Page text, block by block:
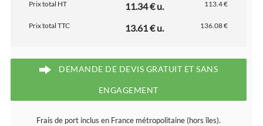
Prix total HT
11.34 € u. 113.4 €
Prix total TTC 13.61 € u. 136.08 €
DEMANDE DE DEVIS GRATUIT ET SANS
ENGAGEMENT
Frais de port inclus en France métropolitaine (hors îles).